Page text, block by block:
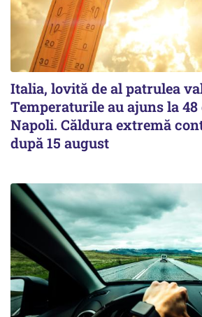
Italia, lovită de al patrulea
Temperaturile au ajuns la 48
Napoli. Căldura extremă
după 15 august